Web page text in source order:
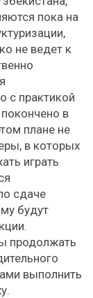
пока на
не ведет к
с практикой
в
плане не
в которых
играть
сдаче
будут
продолжать
выполнить